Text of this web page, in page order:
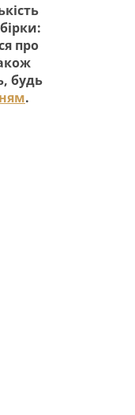
про
будь
.